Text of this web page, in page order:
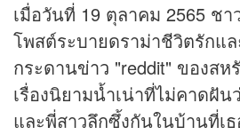
เมื่อวันที่ 19 ตุลาคม 2565 ช
โพสต์ระบายดราม่าชีวิตรักแ
กระดานข่าว "reddit" ของสห
เรื่องนิยามน้ำเน่าที่ไม่คาดฝัน
และพี่สาวลึกซึ้งกันในบ้านที่เ